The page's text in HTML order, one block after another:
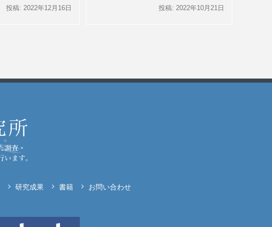
投稿: 2022年12月16日 投稿: 2022年10月21日
研究成果 書籍 お問い合わせ